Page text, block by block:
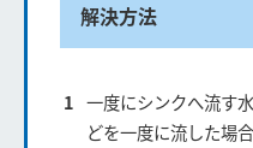
解決方法
一度にシンクへ流す
どを一度に流した場